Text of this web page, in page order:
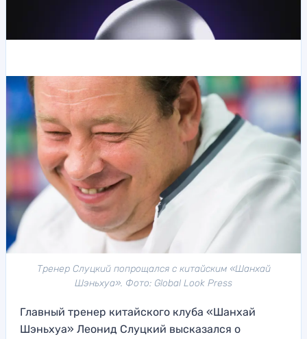
Тренер Слуцкий попрощался с китайским «Шанхай
Шэньхуа». Фото: Global Look Press
Главный тренер китайского клуба «Шанхай
Шэньхуа» Леонид Слуцкий высказался о